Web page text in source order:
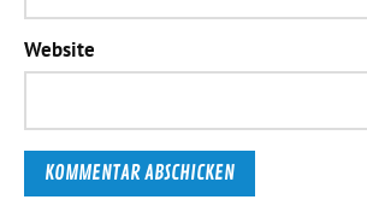
Website